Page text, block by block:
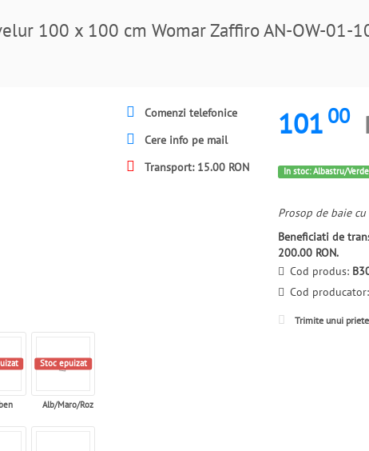
100 x 100 cm Womar Zaffiro AN-OW-01-
Stoc epuizat
Alb/Maro/Roz
Comenzi telefonice
Cere info pe mail
Transport: 15.00 RON
101 00
In stoc: Albastru/
Prosop de baie
Beneficiati de
200.00 RON.
Cod produs:
Cod
Trimite unui